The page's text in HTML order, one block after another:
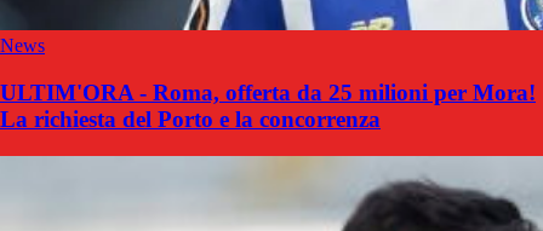
News
ULTIM'ORA - Roma, offerta da 25 milioni per Mora!
La richiesta del Porto e la concorrenza